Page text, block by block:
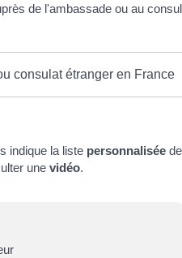
de l'ambassade ou au
consulat étranger en France
indique la liste personnalisée
unevidéo.